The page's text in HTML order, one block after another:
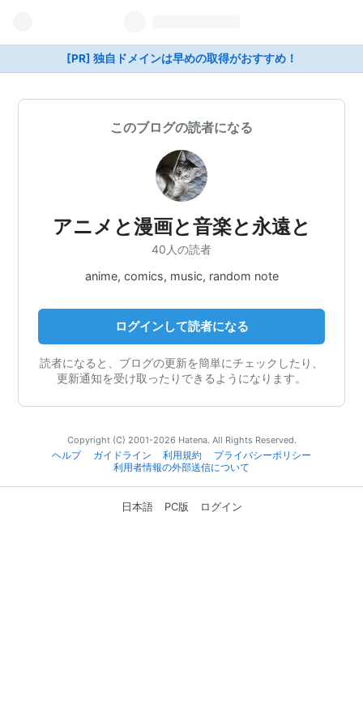
[PR] 独自ドメインは早めの取得がおすすめ！
このブログの読者になる
アニメと漫画と音楽と永遠と
40人の読者
anime, comics, music, random note
ログインして読者になる
読者になると、ブログの更新を簡単にチェックしたり、
更新通知を受け取ったりできるようになります。
Copyright (C) 2001-2026 Hatena. All Rights Reserved.
ヘルプ
ガイドライン 利用規約
プライバシーポリシー
利用者情報の外部送信について
日本語 PC版 ログイン